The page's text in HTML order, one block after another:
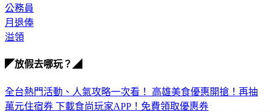
公務員
月退俸
溢領
◤放假去哪玩？◢
全台熱門活動、人氣攻略一次看！ 高雄美食優惠開搶！再抽
萬元住宿券 下載食尚玩家APP！免費領取優惠券